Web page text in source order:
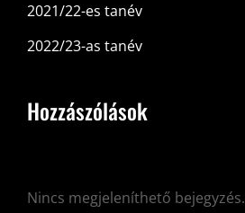
2021/22-es tanév
2022/23-as tanév
Hozzászólások
Nincs megjeleníthető bejegyzés.